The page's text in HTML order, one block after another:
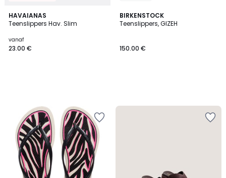
HAVAIANAS
Teenslippers Hav. Slim
Prijs
vanaf
vanaf
23.00 €
BIRKENSTOCK
Teenslippers, GIZEH
150.00 €